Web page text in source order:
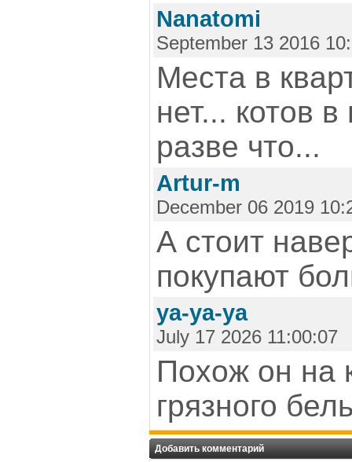
Nanatomi
September 13 2016
Места в
нет... котов
разве что...
Artur-m
December 06 2019
А стоит
покупают
ya-ya-ya
July 17 2026 11:00:07
Похож он на
грязного
Добавить комментарий